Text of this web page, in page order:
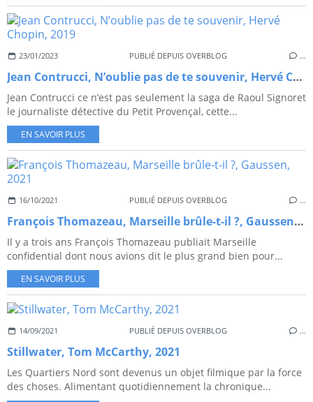
23/01/2023 PUBLIÉ DEPUIS OVERBLOG …
Jean Contrucci, N’oublie pas de te souvenir, Hervé Chopin, 2019
Jean Contrucci ce n’est pas seulement la saga de Raoul Signoret
le journaliste détective du Petit Provençal, cette...
EN SAVOIR PLUS
16/10/2021 PUBLIÉ DEPUIS OVERBLOG …
François Thomazeau, Marseille brûle-t-il ?, Gaussen, 2021
Il y a trois ans François Thomazeau publiait Marseille
confidential dont nous avions dit le plus grand bien pour...
EN SAVOIR PLUS
14/09/2021 PUBLIÉ DEPUIS OVERBLOG …
Stillwater, Tom McCarthy, 2021
Les Quartiers Nord sont devenus un objet filmique par la force
des choses. Alimentant quotidiennement la chronique...